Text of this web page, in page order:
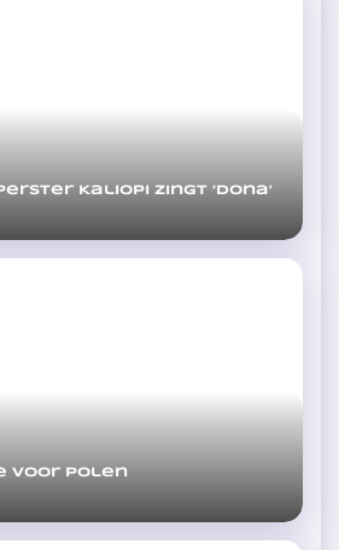
Kaliopi zingt ‘Dona’
voor Polen